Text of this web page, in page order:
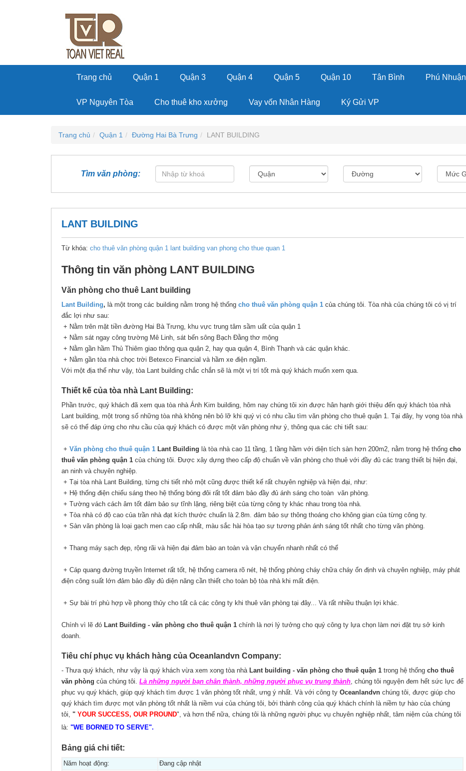
Trang chủ Quận 1 Quận 3 Quận 4 Quận 5 Quận 10 Tân Bình Phú Nhuận
VP Nguyên Tòa Cho thuê kho xưởng Vay vốn Nhân Hàng Ký Gửi VP
Trang chủ Quận 1 Đường Hai Bà Trưng LANT BUILDING
Tìm văn phòng:
LANT BUILDING
Từ khóa: cho thuê văn phòng quận 1 lant building van phong cho thue quan 1
Thông tin văn phòng LANT BUILDING
Văn phòng cho thuê Lant building
LantBuilding, là một trong các building nằm trong hệ thống cho thuê văn phòng quận 1 của chúng tôi. Tòa nhà của chúng tôi có vị trí
đắc lợi như sau:
+ Nằm trên mặt tiền đường Hai Bà Trưng, khu vực trung tâm sầm uất của quận 1
+ Nằm sát ngay công trường Mê Linh, sát bến sông Bạch Đằng thơ mộng
+ Nằm gần hầm Thủ Thiêm giao thông qua quận 2, hay qua quận 4, Bình Thạnh và các quận khác.
+ Nằm gần tòa nhà chọc trời Betexco Financial và hầm xe điện ngầm.
Với một địa thế như vậy, tòa Lant building chắc chắn sẽ là một vị trí tốt mà quý khách muốn xem qua.
Thiết kế của tòa nhà Lant Building:
Phần trước, quý khách đã xem qua tòa nhà Ánh Kim building, hôm nay chúng tôi xin được hân hạnh giới thiệu đến quý khách tòa nhà
Lant building, một trong số những tòa nhà không nên bỏ lỡ khi quý vị có nhu cầu tìm văn phòng cho thuê quận 1. Tại đây, hy vọng tòa nhà
sẽ có thể đáp ứng cho nhu cầu của quý khách có được một văn phòng như ý, thông qua các chi tiết sau:
+ Văn phòng cho thuê quận 1 Lant Building là tòa nhà cao 11 tầng, 1 tầng hầm với diện tích sàn hơn 200m2, nằm trong hệ thống cho
thuê văn phòng quận 1 của chúng tôi. Được xây dựng theo cấp độ chuẩn về văn phòng cho thuê với đầy đủ các trang thiết bị hiện đại,
an ninh và chuyên nghiệp.
+ Tại tòa nhà Lant Building, từng chi tiết nhỏ một cũng được thiết kế rất chuyên nghiệp và hiện đại, như:
+ Hệ thống điện chiếu sáng theo hệ thống bóng đôi rất tốt đảm bảo đầy đủ ánh sáng cho toàn văn phòng.
+ Tường vách cách âm tốt đảm bảo sự tĩnh lặng, riêng biệt của từng công ty khác nhau trong tòa nhà.
+ Tòa nhà có độ cao của trần nhà đạt kích thước chuẩn là 2.8m. đảm bảo sự thông thoáng cho không gian của từng công ty.
+ Sàn văn phòng là loại gạch men cao cấp nhất, màu sắc hài hòa tạo sự tương phản ánh sáng tốt nhất cho từng văn phòng.
+ Thang máy sạch đẹp, rộng rãi và hiện đại đảm bào an toàn và vận chuyển nhanh nhất có thể
+ Cáp quang đường truyền Internet rất tốt, hệ thống camera rõ nét, hệ thống phòng cháy chữa cháy ổn định và chuyên nghiệp, máy phát
điện công suất lớn đảm bảo đầy đủ diện năng cần thiết cho toàn bộ tòa nhà khi mất điện.
+ Sự bài trí phù hợp về phong thủy cho tất cả các công ty khi thuê văn phòng tại đây... Và rất nhiều thuận lợi khác.
Chính vì lẽ đó Lant Building - văn phòng cho thuê quận 1 chính là nơi lý tưởng cho quý công ty lựa chọn làm nơi đặt trụ sở kinh
doanh.
Tiêu chí phục vụ khách hàng của Oceanlandvn Company:
- Thưa quý khách, như vậy là quý khách vừa xem xong tòa nhà Lant building - văn phòng cho thuê quận 1 trong hệ thống cho thuê
văn phòng của chúng tôi. Là những người bạn chân thành, những người phục vụ trung thành, chúng tôi nguyện đem hết sức lực để
phục vụ quý khách, giúp quý khách tìm được 1 văn phòng tốt nhất, ưng ý nhất. Và với công ty Oceanlandvn chúng tôi, được giúp cho
quý khách tìm được mọt văn phòng tốt nhất là niềm vui của chúng tôi, bởi thành công của quý khách chính là niềm tự hào của chúng
tôi, " YOUR SUCCESS, OUR PROUND", và hơn thế nữa, chúng tôi là những người phục vụ chuyên nghiệp nhất, tâm niệm của chúng tôi
là: "WE BORNED TO SERVE".
Bảng giá chi tiết:
Năm hoạt động:
Đang cập nhật